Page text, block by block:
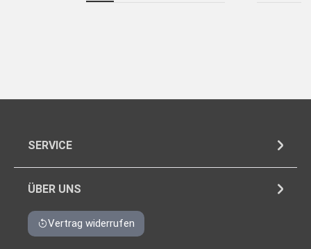
SERVICE
ÜBER UNS
Vertrag widerrufen